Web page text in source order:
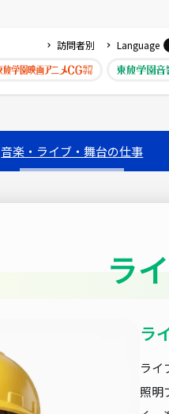
訪問者別 Language
音楽・ライブ・舞台の仕事
ラ
ラ
ライ
照明